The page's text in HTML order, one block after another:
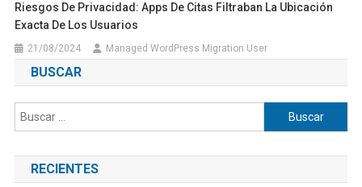
Riesgos De Privacidad: Apps De Citas Filtraban La Ubicación
Exacta De Los Usuarios
21/08/2024 Managed WordPress Migration User
BUSCAR
Buscar:
RECIENTES